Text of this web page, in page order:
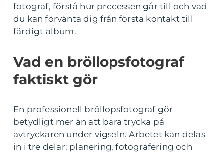
fotograf, förstå hur processen går till och vad
du kan förvänta dig från första kontakt till
färdigt album.
Vad en bröllopsfotograf
faktiskt gör
En professionell bröllopsfotograf gör
betydligt mer än att bara trycka på
avtryckaren under vigseln. Arbetet kan delas
in i tre delar: planering, fotografering och